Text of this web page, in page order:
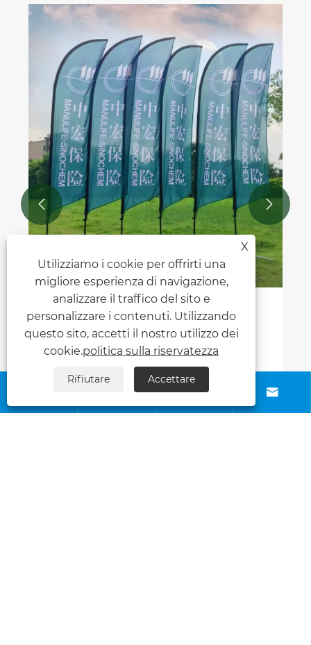
Tipo di tenda espositiva e
abbinamento della scena
Visualizza altro >>
 
 
X
Utilizziamo i cookie per offrirti una
migliore esperienza di navigazione,
analizzare il traffico del sito e
personalizzare i contenuti. Utilizzando
questo sito, accetti il ​​nostro utilizzo dei
cookie.politica sulla riservatezza
Rifiutare Accettare